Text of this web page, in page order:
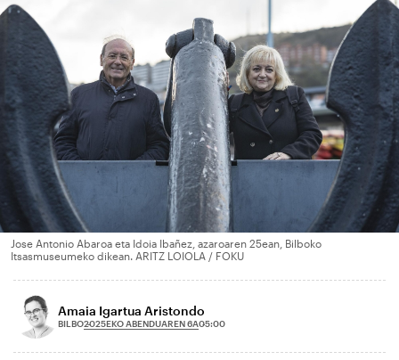
Jose Antonio Abaroa eta Idoia Ibañez, azaroaren 25ean, Bilboko
Itsasmuseumeko dikean. ARITZ LOIOLA / FOKU
Amaia Igartua Aristondo
BILBO2025EKO ABENDUAREN 6A05:00